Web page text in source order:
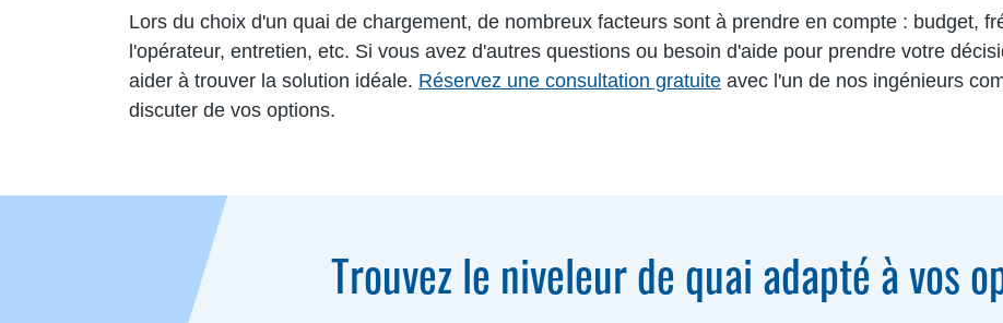
Lors du choix d'un quai de chargement, de nombreux facteurs sont à prendre en compte : budget,
l'opérateur, entretien, etc. Si vous avez d'autres questions ou besoin d'aide pour prendre votre
aider à trouver la solution idéale. Réservez une consultation gratuite avec l'un de nos ingénieurs
discuter de vos options.
Trouvez le niveleur de quai adapté à vos